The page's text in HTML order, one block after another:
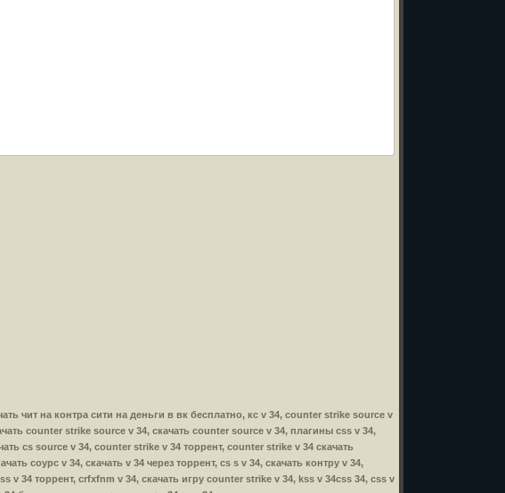
чит на контра сити на деньги в вк бесплатно, кс v 34, counter strike source v
counter strike source v 34, скачать counter source v 34, плагины css v 34,
cs source v 34, counter strike v 34 торрент, counter strike v 34 скачать
соурс v 34, скачать v 34 через торрент, cs s v 34, скачать контру v 34,
v 34 торрент, crfxfnm v 34, скачать игру counter strike v 34, kss v 34css 34, css v